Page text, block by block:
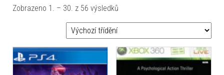
Zobrazeno 1. – 30. z 56 výsledků